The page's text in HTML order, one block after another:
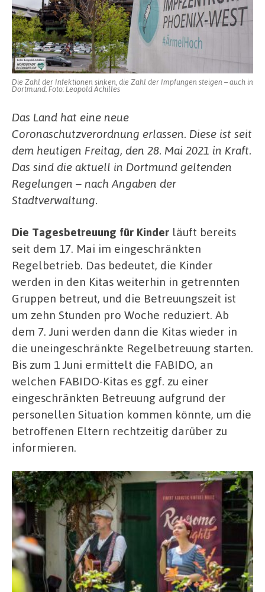
2021)
in
Kraft
–
das
sofort
in
Die Zahl der Infektionen sinken, die Zahl der Impfungen steigen – auch in
Dortmund. Foto: Leopold Achilles
Das Land hat eine neue
Coronaschutzverordnung erlassen. Diese ist seit
dem heutigen Freitag, den 28. Mai 2021 in Kraft.
Das sind die aktuell in Dortmund geltenden
Regelungen – nach Angaben der
Stadtverwaltung.
Die Tagesbetreuung für Kinder läuft bereits
seit dem 17. Mai im eingeschränkten
Regelbetrieb. Das bedeutet, die Kinder
werden in den Kitas weiterhin in getrennten
Gruppen betreut, und die Betreuungszeit ist
um zehn Stunden pro Woche reduziert. Ab
dem 7. Juni werden dann die Kitas wieder in
die uneingeschränkte Regelbetreuung starten.
Bis zum 1 Juni ermittelt die FABIDO, an
welchen FABIDO-Kitas es ggf. zu einer
eingeschränkten Betreuung aufgrund der
personellen Situation kommen könnte, um die
betroffenen Eltern rechtzeitig darüber zu
informieren.